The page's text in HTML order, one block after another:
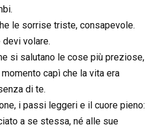
le sorrise triste, consapevole.
devi volare.
si salutano le cose più preziose,
capì che la vita era
di te.
i passi leggeri e il cuore pieno:
a se stessa, né alle sue